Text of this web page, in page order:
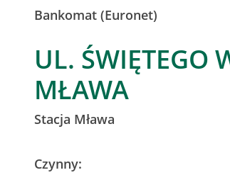
Bankomat (Euronet)
UL. ŚWIĘTEGO
MŁAWA
Stacja Mława
Czynny: